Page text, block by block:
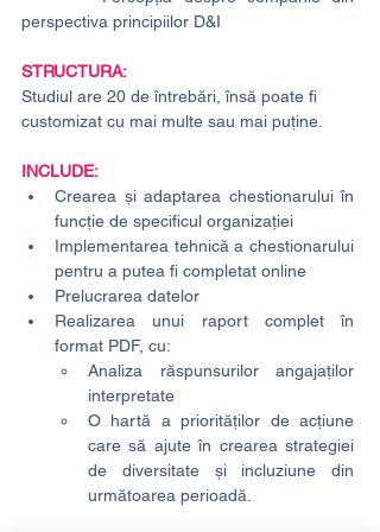
perspectiva principiilor D&I
STRUCTURA:
Studiul are 20 de întrebări, însă poate fi
customizat cu mai multe sau mai puține.
INCLUDE:
Crearea și adaptarea chestionarului în
funcție de specificul organizației
Implementarea tehnică a chestionarului
pentru a putea fi completat online
Prelucrarea datelor
Realizarea unui raport complet în
format PDF, cu:
Analiza răspunsurilor angajaților
interpretate
O hartă a priorităților de acțiune
care să ajute în crearea strategiei
de diversitate și incluziune din
următoarea perioadă.